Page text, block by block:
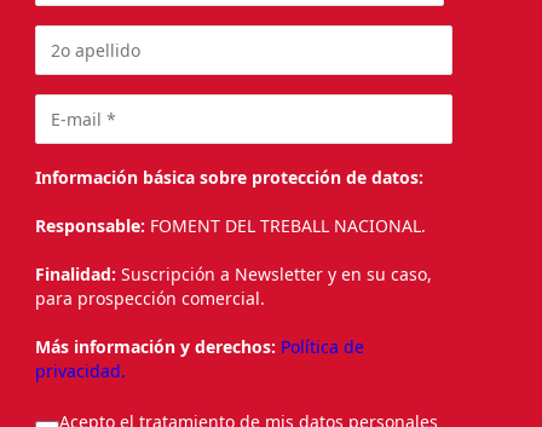
Información básica sobre protección de datos:
Responsable: FOMENT DEL TREBALL NACIONAL.
Finalidad: Suscripción a Newsletter y en su caso,
para prospección comercial.
Más información y derechos: Política de
privacidad.
Acepto el tratamiento de mis datos personales